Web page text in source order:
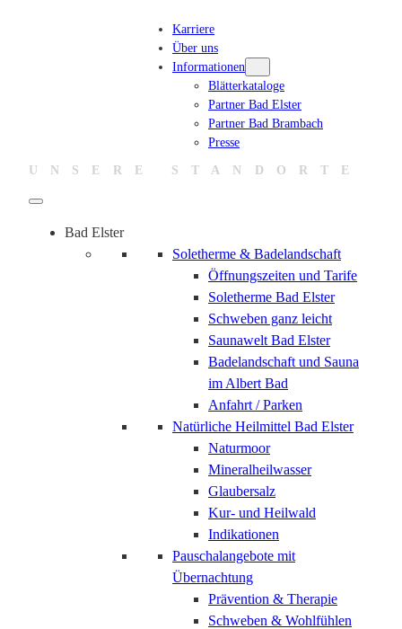
Karriere
Über uns
Informationen
Blätterkataloge
Partner Bad Elster
Partner Bad Brambach
Presse
UNSERE STANDORTE
Bad Elster
Soletherme & Badelandschaft
Öffnungszeiten und Tarife
Soletherme Bad Elster
Schweben ganz leicht
Saunawelt Bad Elster
Badelandschaft und Sauna
im Albert Bad
Anfahrt / Parken
Natürliche Heilmittel Bad Elster
Naturmoor
Mineralheilwasser
Glaubersalz
Kur- und Heilwald
Indikationen
Pauschalangebote mit
Übernachtung
Prävention & Therapie
Schweben & Wohlfühlen